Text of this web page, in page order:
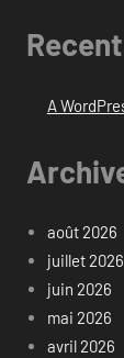
A
août 2026
juillet 2026
juin 2026
mai 2026
avril 2026